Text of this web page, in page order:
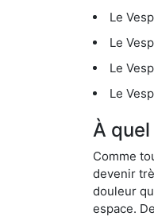
Le
Le
Le
Le
À
Comme
devenir
douleur
espace.